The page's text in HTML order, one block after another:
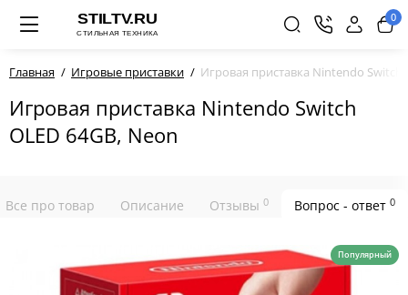
0
Главная Игровые приставки Игровая приставка Nintendo Switch
Игровая приставка Nintendo Switch
OLED 64GB, Neon
Все про товар Описание Отзывы 0 Вопрос - ответ 0
Популярный